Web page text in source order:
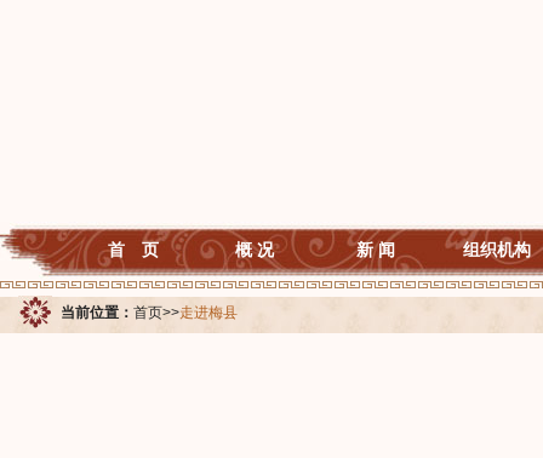
首 页 概 况 新 闻 组织机构
当前位置： 首页>>走进梅县